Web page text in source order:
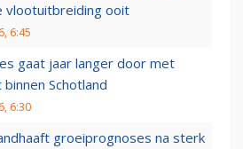
vlootuitbreiding ooit
6:45
gaat jaar langer door met
Schotland
6:30
groeiprognoses na sterk